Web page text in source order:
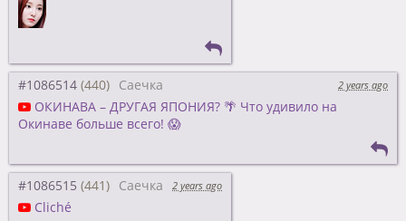
#1086514 Саечка 2 years ago
ОКИНАВА – ДРУГАЯ ЯПОНИЯ? 🌴 Что удивило на
Окинаве больше всего! 😱
#1086515 Саечка 2 years ago
Cliché